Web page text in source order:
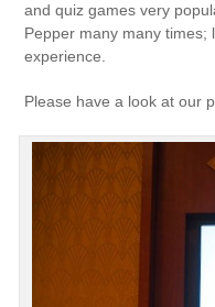
and quiz games very
Pepper many many times;
experience.
Please have a look at our